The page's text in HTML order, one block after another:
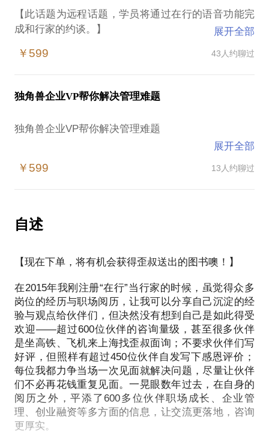
拒绝投缘的年轻人。 ：）
从职场小白到企业高管，我愿与你分享我的职场经
机会？但听说外企民企有着截然不同的管理风格，而
担心自己不能适应；
工作了好几年，但一直不温不火，公司内没有晋升机
会，对外界的机会既好奇又焦虑，不确定自己是否具
归属，不知自己终点在哪；
是自己想要的工作，也不知道自己职业的前景在哪；
跟随老板创业，但随着企业的规模不断扩大，自身因
职业经理人相较，苦恼于未来自己应何去何从；
虑是否出去创业；
身体健康、社交、学习等等，心力交瘁；
作为一名女性，工作责任大，加班多，但又要兼顾照
顾家人，感觉鱼和熊掌不能兼得；
以及其他各种面临职场迷茫期、平台期、转型期时的
问题。
上面有很多都是歪叔和他的朋友们的经历，所以也有
非常深刻的自身认知与他们的个人解决方案沉淀。我
们可以坐下来好好剖析现状，一起干点下面的事情：
分析与梳理你自己的职场核心竞争力，在正确认知自
己的同时，也许会发掘出你自己都没有意识到的点；
朋友选择了本话题，成为了我四个话题中约谈人数增
长最快的。其中，有临近30岁亟待转型的准职场老
人，有近50岁，也在考虑新平台的高管，以及大量30-
高铁、坐飞机过来交流。所幸不辱使命，经过深入的
当我们度过20多岁出头的几年，经历了职场最初的积
累与沉淀之后，职场依然用冰冷的眼神注视着我们，
而我们一方面在职场上必须维持甚至进击，但另外一
我能通过大量约见我的、各行各业、各种级别、各种
态，同样能感受到大家还具有对工作的热情，以及破
歪叔一直都不愿意开启远程，甚至不开团课，不接受
二次付费，一方面，我是在工作之余来接待交流，个
人时间与精力十分有限，另外一方面我希望我帮助过
的人，就是实打实的人，而不是人次。
很荣幸短短半年不到，本话题帮助了近半百的朋友
们，看到了大家执行之后破局的欣喜，也看到了大家
更多的期待。那么，现在，是时候推出歪叔的第一个
远程话题了。因为，我希望能帮到来自更多地区的，
同样面临这一局面的朋友们。
【此话题为远程话题，学员将通过在行的语音功能完
成和行家的约谈。】
开展创业的人群】
作为近十年教育产业的创业参与者、实业管理者，并
且在2016年开始转型关注泛文化教育领域的投资项
缺的。因此，我希望可以从实业与投资两方面、完整
的角度帮助到交流伙伴你能顺利开展教育项目的融资
操作。
请交流伙伴讲清楚贵方项目的内容，越精炼越好。如
时候就需要帮你厘清最核心的一个方向，最好能一起
碰撞出一句话介绍商业模式。诊断商业模式是否靠
谱，我有个理论：商业模型不等于商业模式。在这一
步很可能会遭受到我的毁灭式打击，请做好准备。
请介绍业务流程和已操作过的商业数据。我会帮你诊
断这些是否是最核心的业务数据维度，还有哪些数据
需要观察和验证。
请介绍你与核心团队出身与目前负责方向。帮你判断
团队结构现阶段是否合理，其余可能空缺的重要岗位
在什么阶段可以开始考虑或是应立即考虑。以及判断
展开全部
￥599 43人约聊过
独角兽企业VP帮你解决管理难题
独角兽企业VP帮你解决管理难题
整经历了千人规模在线教育创业公司从0到1的发展流
多数创业者都擅长解决业务问题，却不擅长解决管理
不起作用，因为它们往往是处于相对成熟、稳定、理
公司帮助有限。遇到管理问题，你需要通过约见，
更“接地气”地解决！
现在下单约见，他可以帮你的企业解决：
初创企业如何有效开展团队管理和企业管理？
如何根据业务发展，优化组织结构？
怎样更有效地管理绩效？
为什么他能够帮你解决这些问题：
展开全部
￥599 13人约聊过
自述
【现在下单，将有机会获得歪叔送出的图书噢！】
在2015年我刚注册“在行”当行家的时候，虽觉得众多
岗位的经历与职场阅历，让我可以分享自己沉淀的经
验与观点给伙伴们，但决然没有想到自己是如此得受
欢迎——超过600位伙伴的咨询量级，甚至很多伙伴
是坐高铁、飞机来上海找歪叔面询；不要求伙伴们写
好评，但照样有超过450位伙伴自发写下感恩评价；
每位我都力争当场一次见面就解决问题，尽量让伙伴
们不必再花钱重复见面。一晃眼数年过去，在自身的
阅历之外，平添了600多位伙伴职场成长、企业管
理、创业融资等多方面的信息，让交流更落地，咨询
更厚实。